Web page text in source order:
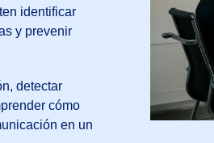
identificar
y prevenir
detectar
cómo
en un